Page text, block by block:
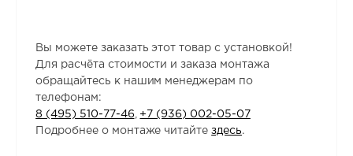
Вы можете заказать этот товар с установкой!
Для расчёта стоимости и заказа монтажа
обращайтесь к нашим менеджерам по
телефонам:
8 (495) 510-77-46
+7 (936) 002-05-07
Подробнее о монтаже читайтездесь.